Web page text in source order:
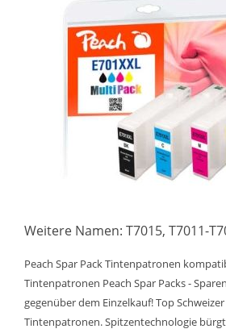
Weitere Namen: T7015, T7011-
Peach Spar Pack Tintenpatronen
Tintenpatronen Peach Spar Packs -
gegenüber dem Einzelkauf! Top
Tintenpatronen. Spitzentechnologie